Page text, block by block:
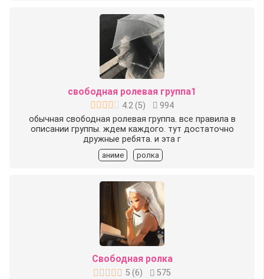
свободная ролевая группа1
4.2(5)
994
обычная свободная ролевая группа. все правила в
описании группы. ждем каждого. тут достаточно
дружные ребята. и эта г
аниме ролка
Свободная ролка
5 (6)
575